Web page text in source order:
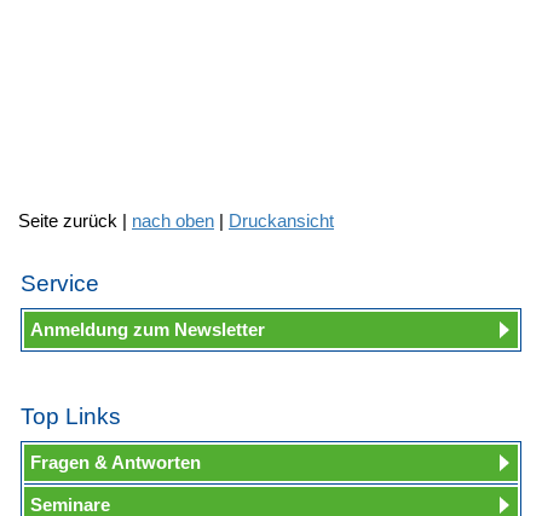
Seite zurück | nach oben | Druckansicht
Service
Anmeldung zum Newsletter
Top Links
Fragen & Antworten
Seminare